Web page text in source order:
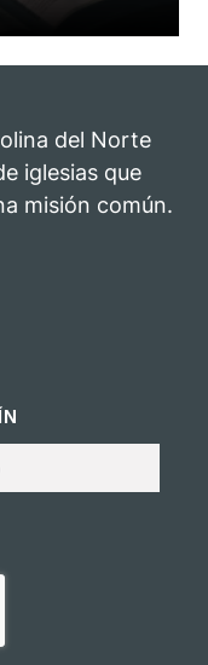
del Norte
iglesias que
misión común.